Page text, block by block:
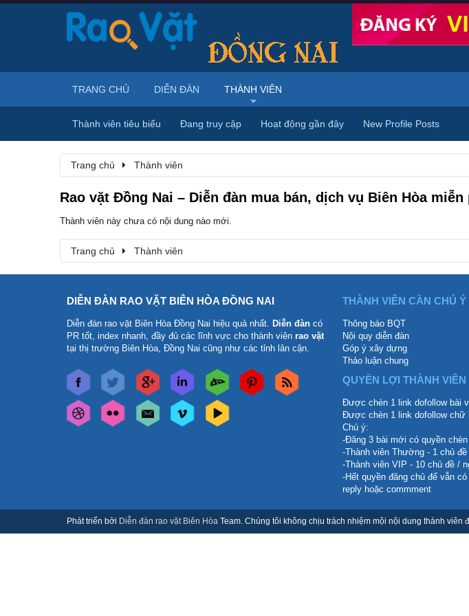
Trang chủ Thành viên
Rao vặt Đồng Nai – Diễn đàn mua bán, dịch vụ Biên Hòa
Thành viên này chưa có nội dung nào mới.
Trang chủ Thành viên
TRANG CHỦ DIỄN ĐÀN THÀNH VIÊN
Thành viên tiêu biểu Đang truy cập Hoạt động gần đây New Profile Posts
DIỄN ĐÀN RAO VẶT BIÊN HÒA ĐỒNG NAI
Diễn đàn rao vặt Biên Hòa Đồng Nai hiệu quả nhất. Diễn đàn có
PR tốt, index nhanh, đầy đủ các lĩnh vực cho thành viên rao vặt
tại thị trường Biên Hòa, Đồng Nai cũng như các tỉnh lân cận.
THÀNH VIÊN CẦN CHÚ Ý
Thông báo BQT
Nội quy diễn đàn
Góp ý xây dựng
Thảo luận chung
QUYỀN LỢI THÀNH VIÊN
Được chèn 1 link dofollow bài
Được chèn 1 link dofollow chữ
Chú ý:
-Đăng 3 bài mới có quyền
-Thành viên Thường - 1 chủ
-Thành viên VIP - 10 chủ đề /
-Hết quyền đăng chủ để vẫn có
reply hoặc commment
Phát triển bởi Diễn đàn rao vặt Biên Hòa Team. Chúng tôi không chịu trách nhiệm mội nội dung thành viên